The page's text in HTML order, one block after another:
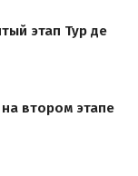
этап Тур де
втором этапе